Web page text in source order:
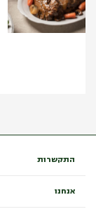
התקשרות
אנחנו